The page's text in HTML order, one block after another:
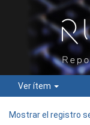
Ver ítem
Mostrar el registro